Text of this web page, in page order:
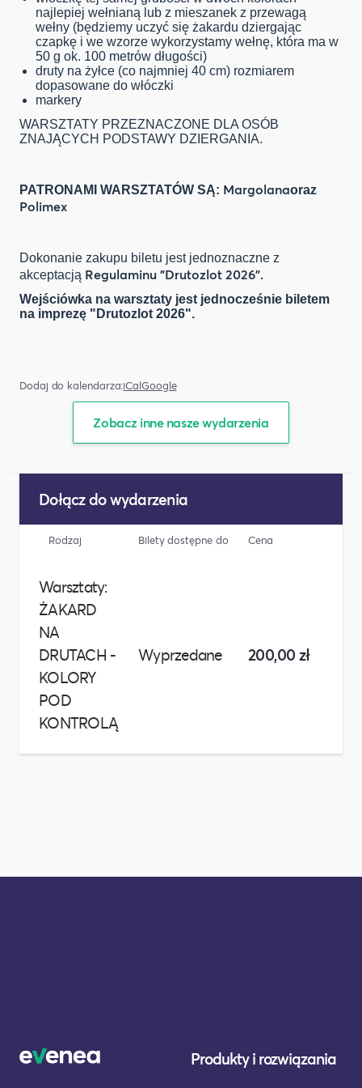
najlepiej wełnianą lub z mieszanek z przewagą
wełny (będziemy uczyć się żakardu dziergając
czapkę i we wzorze wykorzystamy wełnę, która ma w
50 g ok. 100 metrów długości)
druty na żyłce (co najmniej 40 cm) rozmiarem
dopasowane do włóczki
markery
WARSZTATY PRZEZNACZONE DLA OSÓB
ZNAJĄCYCH PODSTAWY DZIERGANIA.
PATRONAMI WARSZTATÓW SĄ: Margolanaoraz
Polimex
Dokonanie zakupu biletu jest jednoznaczne z
akceptacją Regulaminu "Drutozlot 2026".
Wejściówka na warsztaty jest jednocześnie biletem
na imprezę "Drutozlot 2026".
Dodaj do kalendarza:iCalGoogle
Zobacz inne nasze wydarzenia
Dołącz do wydarzenia
Rodzaj Bilety dostępne do Cena
Warsztaty:
ŻAKARD
NA
DRUTACH -
KOLORY
POD
KONTROLĄ
Wyprzedane 200,00 zł
Produkty i rozwiązania